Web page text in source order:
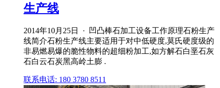
生产线
2014年10月25日 · 凹凸棒石加工设备工作原理石粉生产
线简介石粉生产线主要适用于对中低硬度,莫氏硬度级的
非易燃易爆的脆性物料的超细粉加工,如方解石白垩石灰
石白云石炭黑高岭土膨 .
联系电话: 180 3780 8511